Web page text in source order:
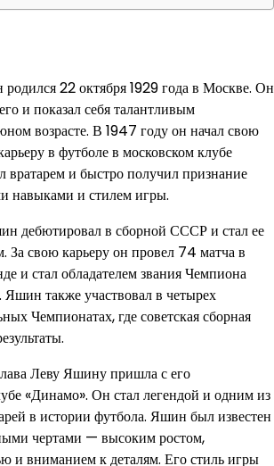
22 октября 1929 года в Москве. Он
и показал себя талантливым
возрасте. В 1947 году он начал свою
в футболе в московском клубе
и быстро получил признание
навыками и стилем игры.
дебютировал в сборной СССР и стал ее
За свою карьеру он провел 74 матча в
и стал обладателем звания Чемпиона
также участвовал в четырех
Чемпионатах, где советская сборная
Леву Яшину пришла с его
«Динамо». Он стал легендой и одним из
в истории футбола. Яшин был известен
чертами — высоким ростом,
и вниманием к деталям. Его стиль игры